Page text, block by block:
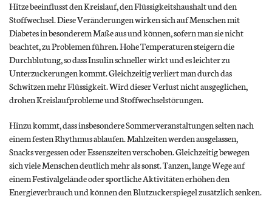
Hitze beeinflusst den Kreislauf, den Flüssigkeitshaushalt und den
Stoffwechsel. Diese Veränderungen wirken sich auf Menschen mit
Diabetes in besonderem Maße aus und können, sofern man sie nicht
beachtet, zu Problemen führen. Hohe Temperaturen steigern die
Durchblutung, so dass Insulin schneller wirkt und es leichter zu
Unterzuckerungen kommt. Gleichzeitig verliert man durch das
Schwitzen mehr Flüssigkeit. Wird dieser Verlust nicht ausgeglichen,
drohen Kreislaufprobleme und Stoffwechselstörungen.
Hinzu kommt, dass insbesondere Sommerveranstaltungen selten nach
einem festen Rhythmus ablaufen. Mahlzeiten werden ausgelassen,
Snacks vergessen oder Essenszeiten verschoben. Gleichzeitig bewegen
sich viele Menschen deutlich mehr als sonst. Tanzen, lange Wege auf
einem Festivalgelände oder sportliche Aktivitäten erhöhen den
Energieverbrauch und können den Blutzuckerspiegel zusätzlich senken.